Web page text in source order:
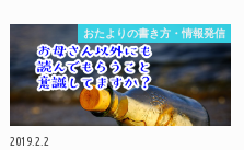
おたよりの書き方・情報発信
2019.2.2